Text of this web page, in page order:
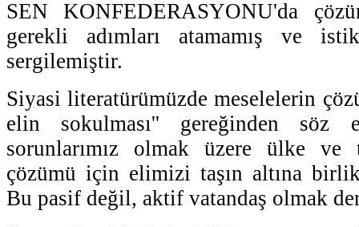
SEN KONFEDERASYONU'da
gerekli adımları atamamış ve
sergilemiştir.
Siyasi literatürümüzde meselelerin
elin sokulması'' gereğinden söz
sorunlarımız olmak üzere ülke ve
çözümü için elimizi taşın altına
Bu pasif değil, aktif vatandaş olmak